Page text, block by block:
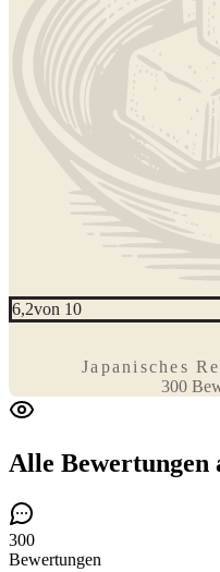
6,2von 10
Japanisches
300
Alle Bewertungen
300
Bewertungen